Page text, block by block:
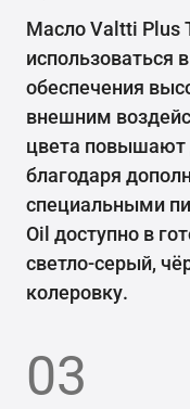
Масло Valtti Plus
использоваться
обеспечения
внешним
цвета повышают
благодаря
специальными
Oil доступно в
светло-серый,
колеровку.
03